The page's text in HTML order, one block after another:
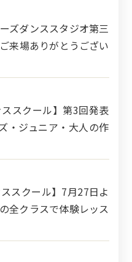
ズダンススタジオ第三
来場ありがとうござい
スクール】第3回発表
・ジュニア・大人の作
スクール】7月27日よ
全クラスで体験レッス